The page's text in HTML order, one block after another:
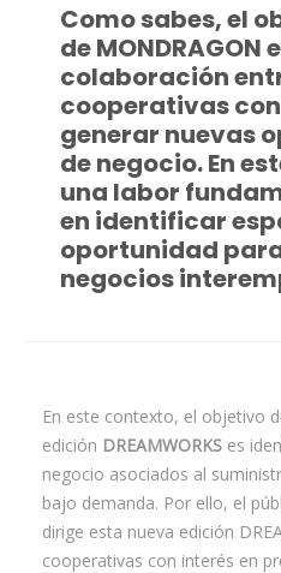
Como sabes, el
de
colaboración
cooperativas
generar nuevas
de negocio. En
una labor
en identificar
oportunidad
negocios
En este contexto, el objetivo
edición DREAMWORKS es
negocio asociados al
bajo demanda. Por ello, el
dirige esta nueva edición
cooperativas con interés en